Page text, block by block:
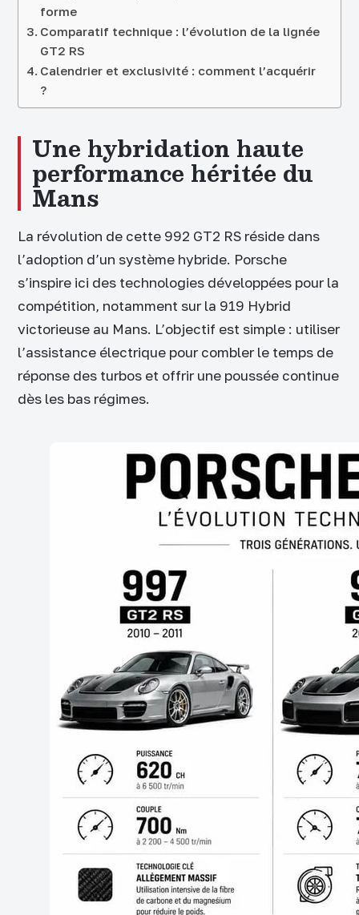
forme
Comparatif technique : l’évolution de la lignée
GT2 RS
Calendrier et exclusivité : comment l’acquérir
?
Une hybridation haute
performance héritée du
Mans
La révolution de cette 992 GT2 RS réside dans
l’adoption d’un système hybride. Porsche
s’inspire ici des technologies développées pour la
compétition, notamment sur la 919 Hybrid
victorieuse au Mans. L’objectif est simple : utiliser
l’assistance électrique pour combler le temps de
réponse des turbos et offrir une poussée continue
dès les bas régimes.